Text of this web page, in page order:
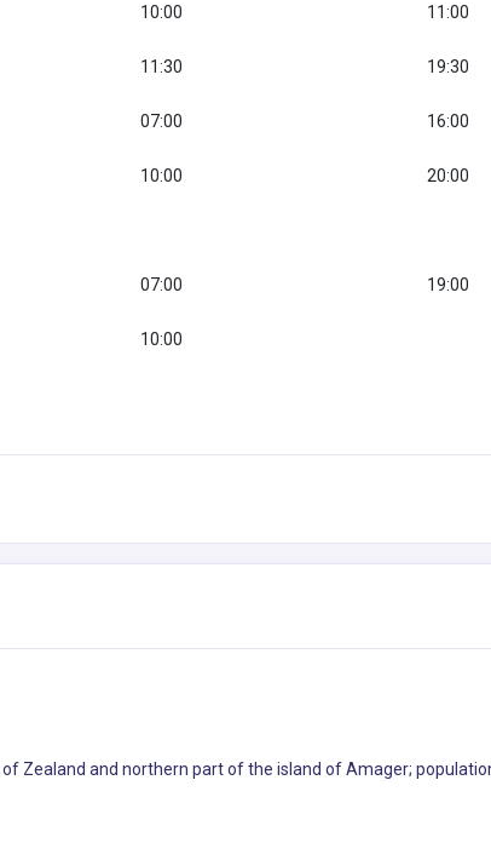
10:00 11:00
11:30 19:30
07:00 16:00
10:00 20:00
07:00 19:00
10:00
Zealand and northern part of the island of Amager;